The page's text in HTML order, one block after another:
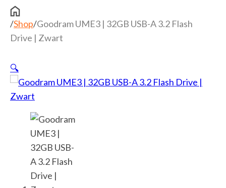
/Shop/Goodram UME3 | 32GB USB-A 3.2 Flash
Drive | Zwart
🔍